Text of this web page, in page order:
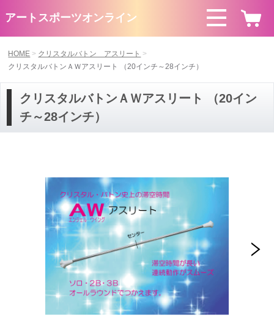
アートスポーツオンライン
HOME
クリスタルバトン アスリート
クリスタルバトンＡＷアスリート （20インチ～28インチ）
クリスタルバトンＡＷアスリート （20イン
チ～28インチ）